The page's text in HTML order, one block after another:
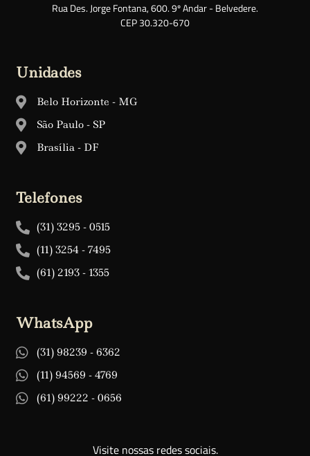
Rua Des. Jorge Fontana, 600. 9º Andar - Belvedere.
CEP 30.320-670
Unidades
Belo Horizonte - MG
São Paulo - SP
Brasília - DF
Telefones
(31) 3295 - 0515
(11) 3254 - 7495
(61) 2193 - 1355
WhatsApp
(31) 98239 - 6362
(11) 94569 - 4769
(61) 99222 - 0656
Visite nossas redes sociais.